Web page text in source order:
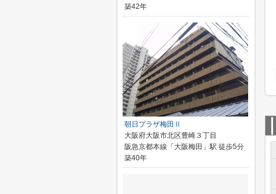
築42年
朝日プラザ梅田Ⅱ
大阪府大阪市北区豊崎３丁目
阪急京都本線「大阪梅田」駅 徒歩5分
築40年